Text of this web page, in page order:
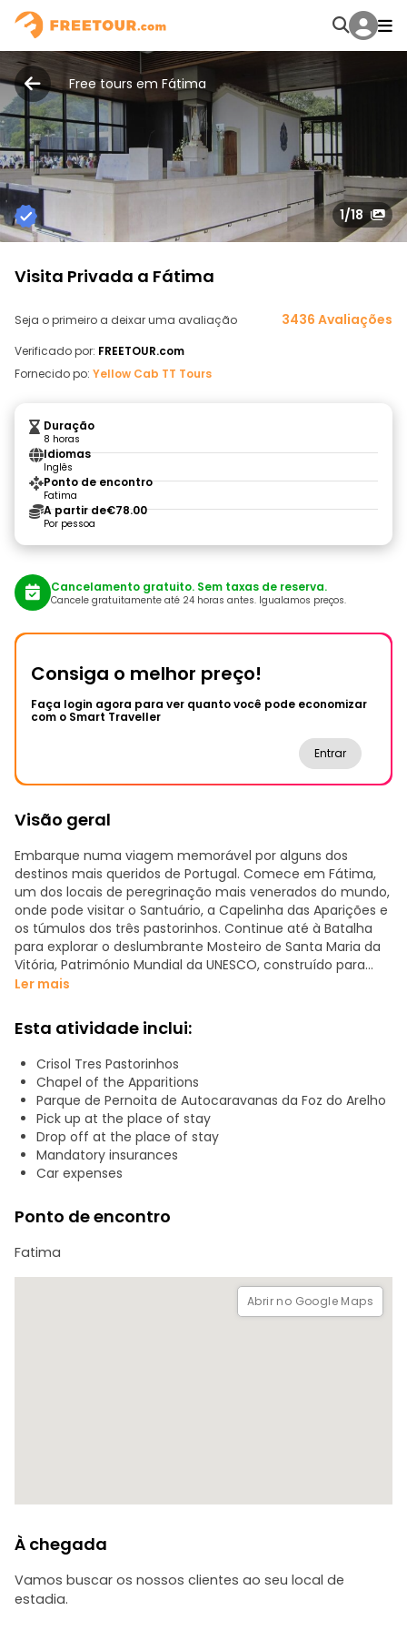
Free tours em Fátima
1/18
Visita Privada a Fátima
Seja o primeiro a deixar uma avaliação 3436 Avaliações
Verificado por: FREETOUR.com
Fornecido po: Yellow Cab TT Tours
Duração
8 horas
Idiomas
Inglês
Ponto de encontro
Fatima
A partir de€78.00
Por pessoa
Cancelamento gratuito. Sem taxas de reserva.
Cancele gratuitamente até 24 horas antes. Igualamos preços.
Consiga o melhor preço!
Faça login agora para ver quanto você pode economizar
com o Smart Traveller
Entrar
Visão geral
Embarque numa viagem memorável por alguns dos
destinos mais queridos de Portugal. Comece em Fátima,
um dos locais de peregrinação mais venerados do mundo,
onde pode visitar o Santuário, a Capelinha das Aparições e
os túmulos dos três pastorinhos. Continue até à Batalha
para explorar o deslumbrante Mosteiro de Santa Maria da
Vitória, Património Mundial da UNESCO, construído para
comemorar a vitória de Portugal na Batalha de Aljubarrota.
De seguida, siga para a Nazaré, uma encantadora vila
piscatória famosa pelas suas ondas que quebram
recordes e pelas deslumbrantes vistas da costa. Descubra
a beleza serena da baía de São Martinho do Porto e a
combinação única de praia e lagoa na Foz do Arelho.
Termine o seu passeio em Óbidos, uma pitoresca vila
medieval aninhada nas muralhas do castelo do século XII,
conhecida pelas suas ruas encantadoras, janelas floridas e
o famoso licor Ginjinha.
e as iguarias tradicionais da Batalha, fazendo deste
cultura.
Ler mais
Esta atividade inclui:
Crisol Tres Pastorinhos
Chapel of the Apparitions
Parque de Pernoita de Autocaravanas da Foz do Arelho
Pick up at the place of stay
Drop off at the place of stay
Mandatory insurances
Car expenses
Ponto de encontro
Fatima
Abrir no Google Maps
À chegada
Vamos buscar os nossos clientes ao seu local de
estadia.